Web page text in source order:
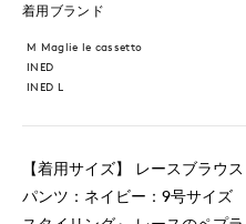
着用ブランド
M Maglie le cassetto
INED
INED L
【着用サイズ】 レースブラウ
パンツ：ネイビー：9号サイズ